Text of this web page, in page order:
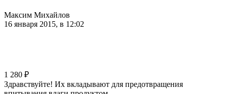
Максим Михайлов
16 января 2015, в 12:02
1 280 ₽
Здравствуйте! Их вкладывают для предотвращения